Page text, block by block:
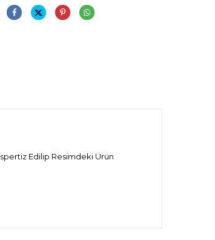
Edilip Resimdeki Ürün